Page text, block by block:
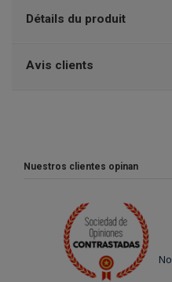
Détails du produit
Avis clients
Nuestros clientes opinan